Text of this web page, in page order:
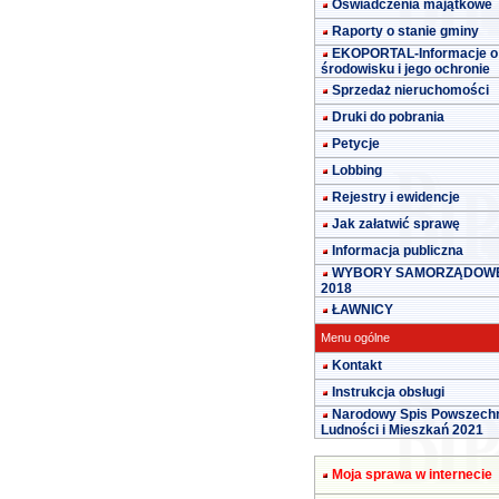
Oświadczenia majątkowe
Raporty o stanie gminy
EKOPORTAL-Informacje o
środowisku i jego ochronie
Sprzedaż nieruchomości
Druki do pobrania
Petycje
Lobbing
Rejestry i ewidencje
Jak załatwić sprawę
Informacja publiczna
WYBORY
2018
ŁAWNICY
Menu ogólne
Kontakt
Instrukcja obsługi
Narodowy Spis
Ludności i Mieszkań 2021
Moja sprawa w internecie